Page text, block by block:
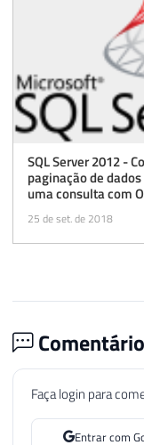
SQL Server 2012 -
paginação de
uma consulta com
25 de set. de 2018
Faça login para
Entrar com